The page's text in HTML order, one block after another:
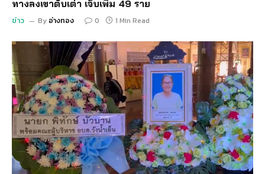
ทางลงเขาตับเต่า เจ็บเพิ่ม 49 ราย
ข่าว By อ่างทอง 0 1 Min Read